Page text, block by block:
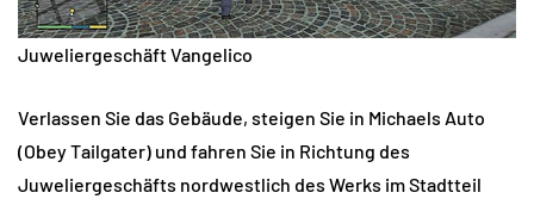
Juweliergeschäft Vangelico
Verlassen Sie das Gebäude, steigen Sie in Michaels Auto
(Obey Tailgater) und fahren Sie in Richtung des
Juweliergeschäfts nordwestlich des Werks im Stadtteil